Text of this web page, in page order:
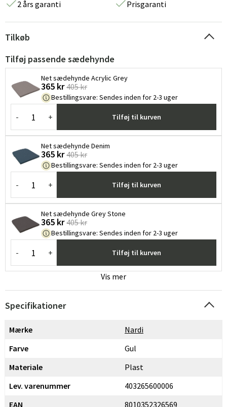
2 års garanti
Prisgaranti
Tilkøb
Tilføj passende sædehynde
Net sædehynde Acrylic Grey
365 kr 405 kr
Bestillingsvare: Sendes inden for 2-3 uger
- + Tilføj til kurven
Net sædehynde Denim
365 kr 405 kr
Bestillingsvare: Sendes inden for 2-3 uger
- + Tilføj til kurven
Net sædehynde Grey Stone
365 kr 405 kr
Bestillingsvare: Sendes inden for 2-3 uger
- + Tilføj til kurven
Vis mer
Specifikationer
Mærke
Nardi
Farve
Gul
Materiale
Plast
Lev. varenummer
403265600006
EAN
8010352326569